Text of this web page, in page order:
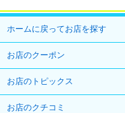
ホームに戻ってお店を探す
お店のクーポン
お店のトピックス
お店のクチコミ